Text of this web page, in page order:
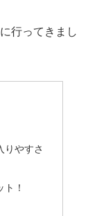
行ってきまし
やすさ
！